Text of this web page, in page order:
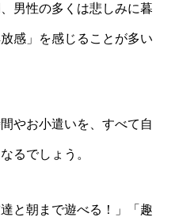
男性の多くは悲しみに暮
感」を感じることが多い
やお小遣いを、すべて自
るでしょう。
と朝まで遊べる！」「趣